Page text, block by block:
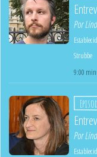
Por
Strubbe
9:00
Por